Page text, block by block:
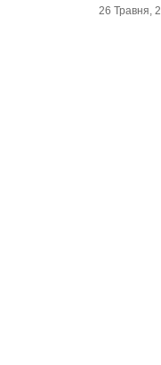
26 Травня,